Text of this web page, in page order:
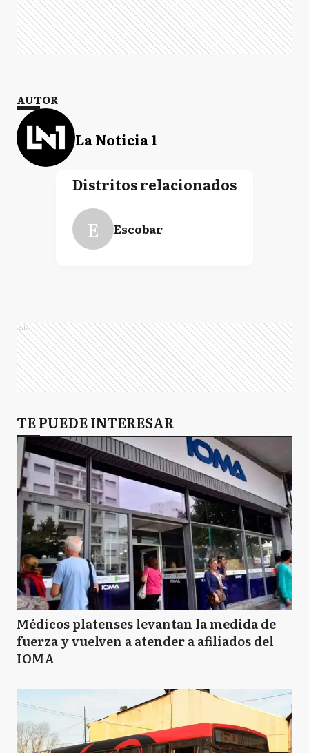
AUTOR
La Noticia 1
Distritos relacionados
E Escobar
Ads
TE PUEDE INTERESAR
Médicos platenses levantan la medida de
fuerza y vuelven a atender a afiliados del
IOMA